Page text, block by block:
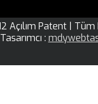
Açılım Patent | Tüm
: